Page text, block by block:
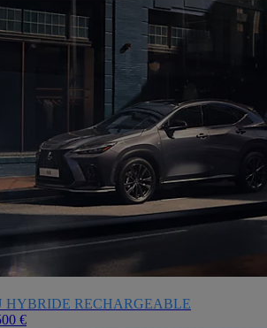
HYBRIDE RECHARGEABLE
€